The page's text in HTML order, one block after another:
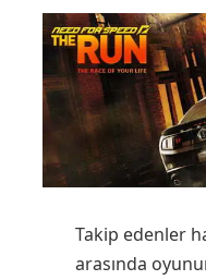
Takip edenler
arasında